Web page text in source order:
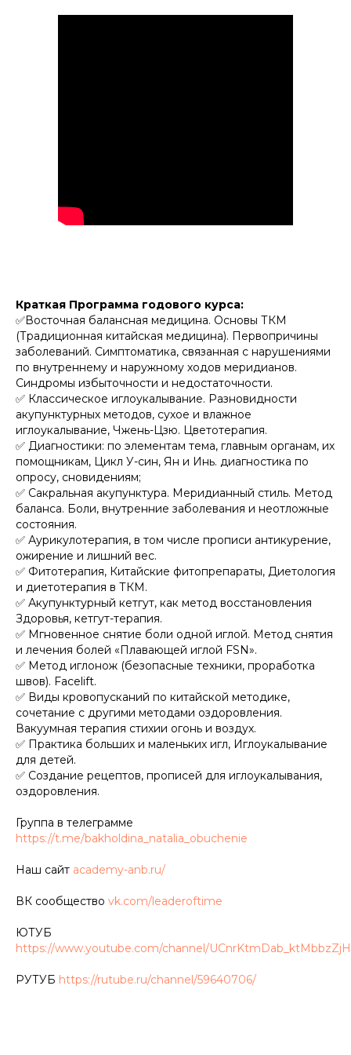
Краткая Программа годового курса:
✅Восточная балансная медицина. Основы ТКМ
(Традиционная китайская медицина). Первопричины
заболеваний. Симптоматика, связанная с нарушениями
по внутреннему и наружному ходов меридианов.
Синдромы избыточности и недостаточности.
✅ Классическое иглоукалывание. Разновидности
акупунктурных методов, сухое и влажное
иглоукалывание, Чжень-Цзю. Цветотерапия.
✅ Диагностики: по элементам тема, главным органам, их
помощникам, Цикл У-син, Ян и Инь. диагностика по
опросу, сновидениям;
✅ Сакральная акупунктура. Меридианный стиль. Метод
баланса. Боли, внутренние заболевания и неотложные
состояния.
✅ Аурикулотерапия, в том числе прописи антикурение,
ожирение и лишний вес.
✅ Фитотерапия, Китайские фитопрепараты, Диетология
и диетотерапия в ТКМ.
✅ Акупунктурный кетгут, как метод восстановления
Здоровья, кетгут-терапия.
✅ Мгновенное снятие боли одной иглой. Метод снятия
и лечения болей «Плавающей иглой FSN».
✅ Метод иглонож (безопасные техники, проработка
швов). Facelift.
✅ Виды кровопусканий по китайской методике,
сочетание с другими методами оздоровления.
Вакуумная терапия стихии огонь и воздух.
✅ Практика больших и маленьких игл, Иглоукалывание
для детей.
✅ Создание рецептов, прописей для иглоукалывания,
оздоровления.
Группа в телеграмме
https://t.me/bakholdina_natalia_obuchenie
Наш сайт academy-anb.ru/
ВК сообщество vk.com/leaderoftime
ЮТУБ
https://www.youtube.com/channel/
РУТУБ https://rutube.ru/channel/59640706/